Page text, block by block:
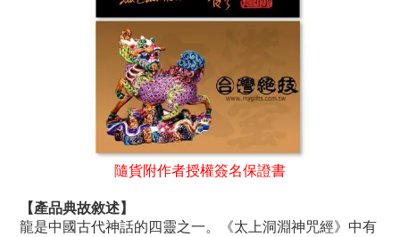
隨貨附作者授權簽名保證書
【產品典故敘述】
龍是中國古代神話的四靈之一。《太上洞淵神咒經》中有